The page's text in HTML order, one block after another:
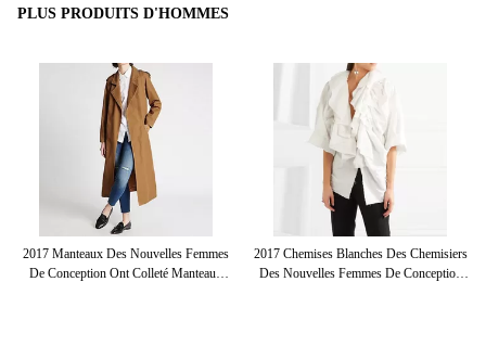
PLUS PRODUITS D'HOMMES
2017 Manteaux Des Nouvelles Femmes
De Conception Ont Colleté Manteaux
2017 Chemises Blanches Des Chemisiers
Des Nouvelles Femmes De Conception